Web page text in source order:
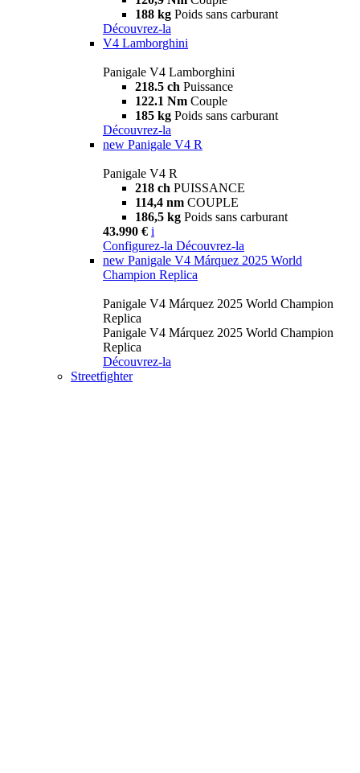
188 kg Poids sans carburant
Découvrez-la
V4 Lamborghini
Panigale V4 Lamborghini
218.5 ch Puissance
122.1 Nm Couple
185 kg Poids sans carburant
Découvrez-la
new Panigale V4 R
Panigale V4 R
218 ch PUISSANCE
114,4 nm COUPLE
186,5 kg Poids sans carburant
43.990 € i
Configurez-la Découvrez-la
new Panigale V4 Márquez 2025 World
Champion Replica
Panigale V4 Márquez 2025 World Champion
Replica
Panigale V4 Márquez 2025 World Champion
Replica
Découvrez-la
Streetfighter